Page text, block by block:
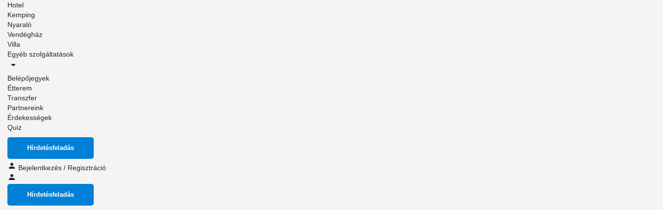
Hotel
Kemping
Nyaraló
Vendégház
Villa
Egyéb szolgáltatások
Belépőjegyek
Étterem
Transzfer
Partnereink
Érdekességek
Quiz
Hírdetésfeladás
Bejelentkezés / Regisztráció
Hírdetésfeladás